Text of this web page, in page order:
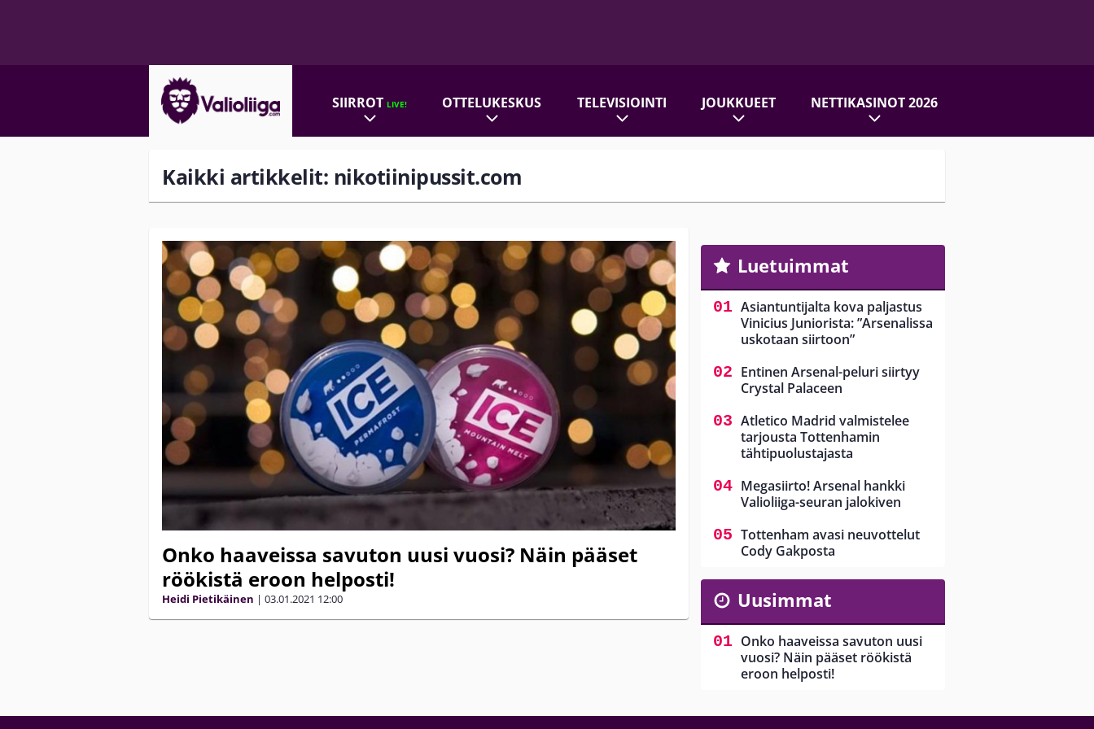
SIIRROTLIVE! OTTELUKESKUS TELEVISIOINTI JOUKKUEET NETTIKASINOT 2026
Kaikki artikkelit: nikotiinipussit.com
Onko haaveissa savuton uusi vuosi? Näin pääset
röökistä eroon helposti!
Heidi Pietikäinen | 03.01.2021 12:00
Luetuimmat
Asiantuntijalta kova paljastus
Vinicius Juniorista: ”Arsenalissa
uskotaan siirtoon”
Entinen Arsenal-peluri siirtyy
Crystal Palaceen
Atletico Madrid valmistelee
tarjousta Tottenhamin
tähtipuolustajasta
Megasiirto! Arsenal hankki
Valioliiga-seuran jalokiven
Tottenham avasi neuvottelut
Cody Gakposta
Uusimmat
Onko haaveissa savuton uusi
vuosi? Näin pääset röökistä
eroon helposti!